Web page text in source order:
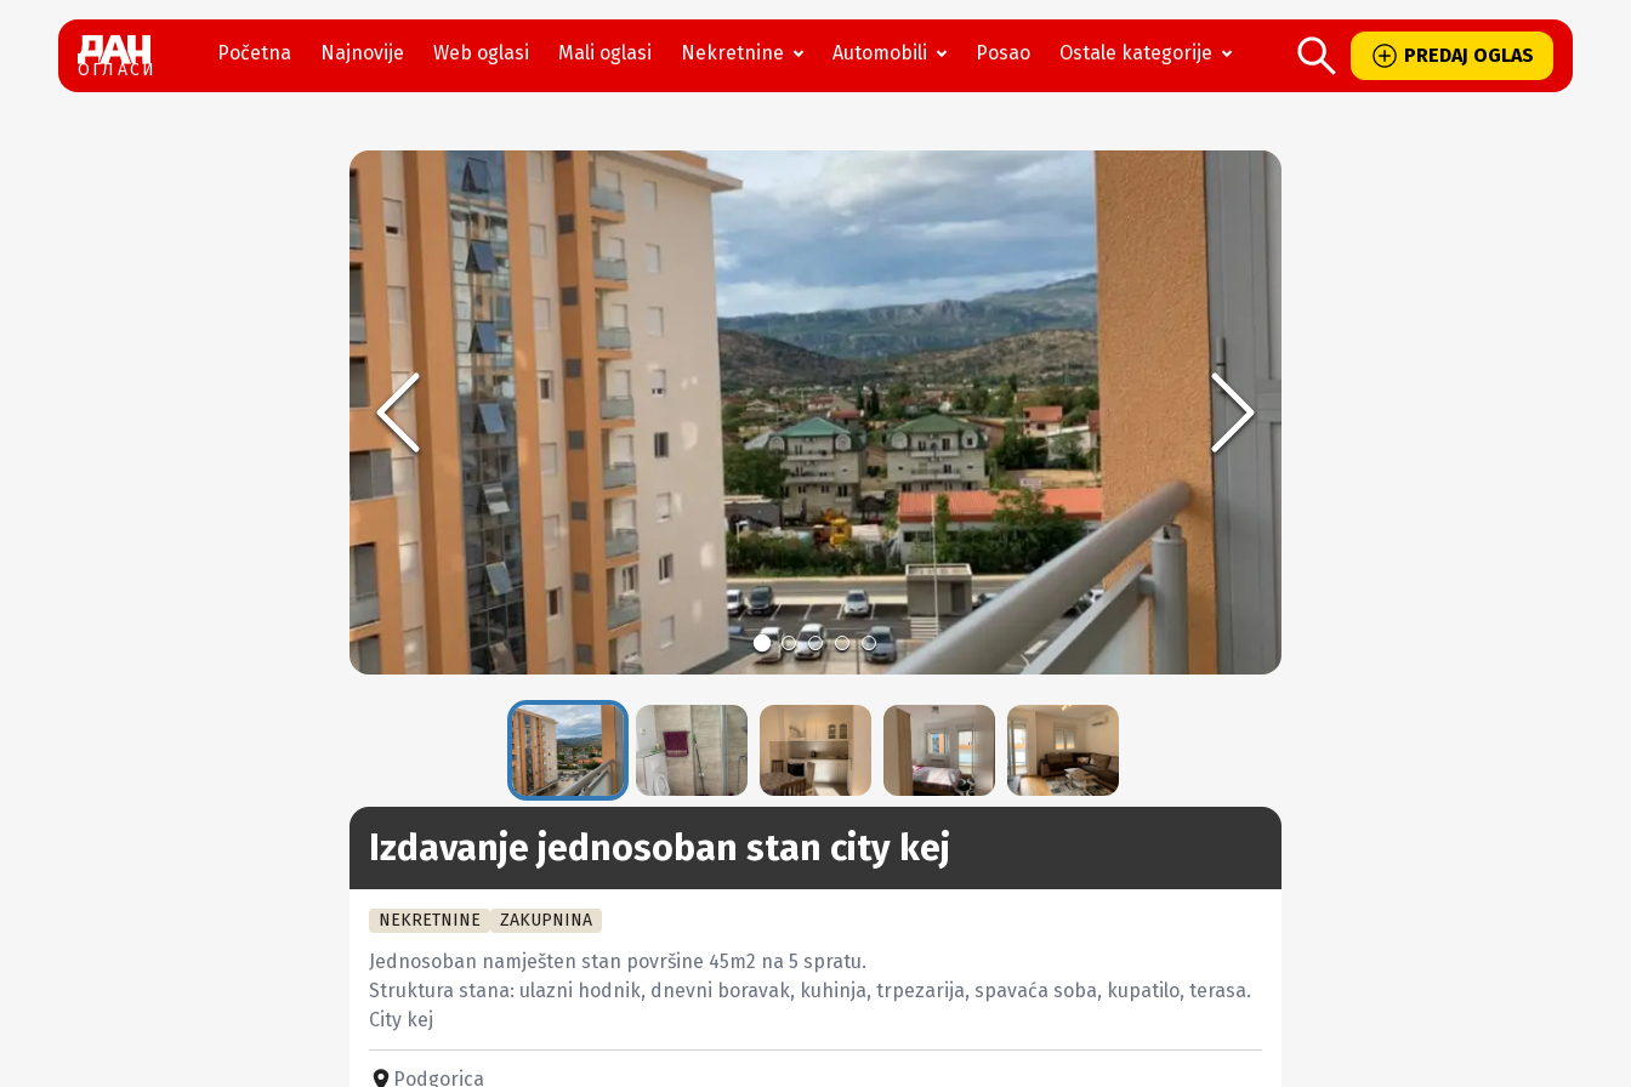
ОГЛАСИ
Početna Najnovije Web oglasi Mali oglasi Nekretnine Automobili Posao Ostale kategorije PREDAJ OGLAS
Izdavanje jednosoban stan city kej
NEKRETNINE ZAKUPNINA
Jednosoban namješten stan površine 45m2 na 5 spratu.
Struktura stana: ulazni hodnik, dnevni boravak, kuhinja, trpezarija, spavaća soba, kupatilo, terasa.
City kej
Podgorica